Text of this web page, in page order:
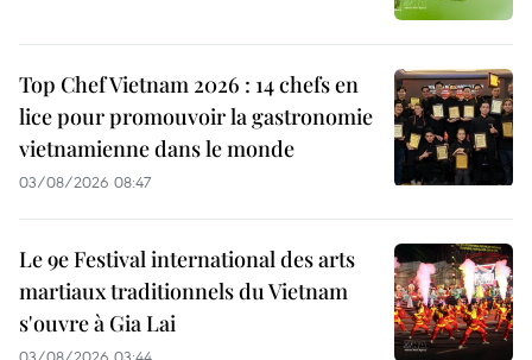
Top Chef Vietnam 2026 : 14 chefs en
lice pour promouvoir la gastronomie
vietnamienne dans le monde
03/08/2026 08:47
Le 9e Festival international des arts
martiaux traditionnels du Vietnam
s'ouvre à Gia Lai